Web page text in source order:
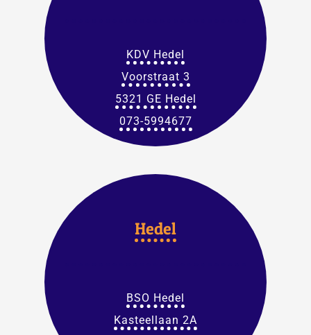
KDV Hedel
Voorstraat 3
5321 GE Hedel
073-5994677
Hedel
BSO Hedel
Kasteellaan 2A